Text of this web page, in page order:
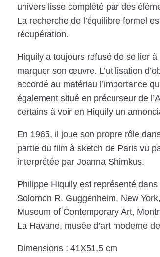
univers lisse complété par des
La recherche de l’équilibre formel
récupération.
Hiquily a toujours refusé de se lier
marquer son œuvre. L’utilisation
accordé au matériau l’importance
également situé en précurseur de
certains à voir en Hiquily un
En 1965, il joue son propre rôle
partie du film à sketch de Paris vu
interprétée par Joanna Shimkus.
Philippe Hiquily est représenté
Solomon R. Guggenheim, New
Museum of Contemporary Art,
La Havane, musée d’art moderne
Dimensions : 41X51,5 cm